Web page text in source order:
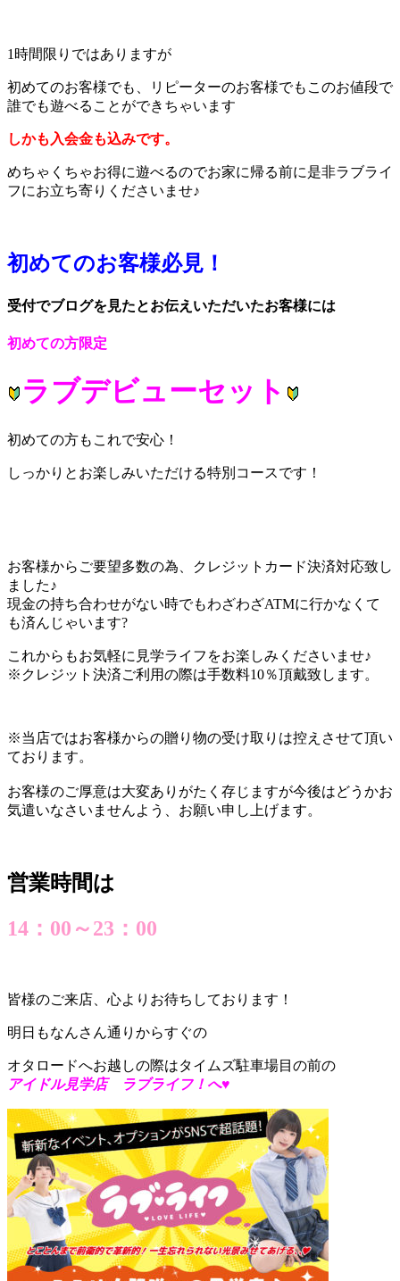
1時間限りではありますが
初めてのお客様でも、リピーターのお客様でもこのお値段で
誰でも遊べることができちゃいます
しかも入会金も込みです。
めちゃくちゃお得に遊べるのでお家に帰る前に是非ラブライ
フにお立ち寄りくださいませ♪
初めてのお客様必見！
受付でブログを見たとお伝えいただいたお客様には
初めての方限定
ラブデビューセット
初めての方もこれで安心！
しっかりとお楽しみいただける特別コースです！
お客様からご要望多数の為、クレジットカード決済対応致し
ました♪
現金の持ち合わせがない時でもわざわざATMに行かなくて
も済んじゃいます?
これからもお気軽に見学ライフをお楽しみくださいませ♪
※クレジット決済ご利用の際は手数料10％頂戴致します。
※当店ではお客様からの贈り物の受け取りは控えさせて頂い
ております。
お客様のご厚意は大変ありがたく存じますが今後はどうかお
気遣いなさいませんよう、お願い申し上げます。
営業時間は
14：00～23：00
皆様のご来店、心よりお待ちしております！
明日もなんさん通りからすぐの
オタロードへお越しの際はタイムズ駐車場目の前の
アイドル見学店 ラブライフ！へ♥